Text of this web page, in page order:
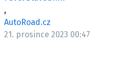
NOVINKY ZE
TESTY
,
AutoRoad.cz
21. prosince 2023 00:47